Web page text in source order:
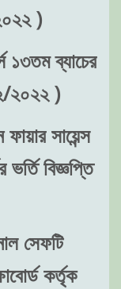
)
১৩তম ব্যাচের
২০২২ )
সায়েন্স
বিজ্ঞপ্তি
সেফটি
কর্তৃক